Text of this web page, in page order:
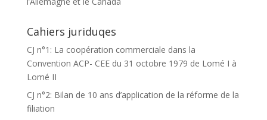
Cahiers juriduqes
CJ n°1: La coopération commerciale dans la
Convention ACP- CEE du 31 octobre 1979 de Lomé I à
Lomé II
CJ n°2: Bilan de 10 ans d’application de la réforme de la
filiation